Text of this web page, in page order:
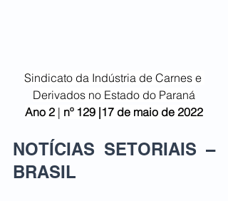
Sindicato da Indústria de Carnes e
Derivados no Estado do Paraná
Ano 2 | nº 129 |17 de maio de 2022
NOTÍCIAS SETORIAIS –
BRASIL